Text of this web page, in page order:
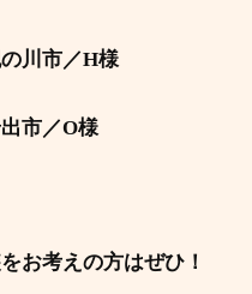
川 市／H様
市／O様
お考えの方はぜひ！